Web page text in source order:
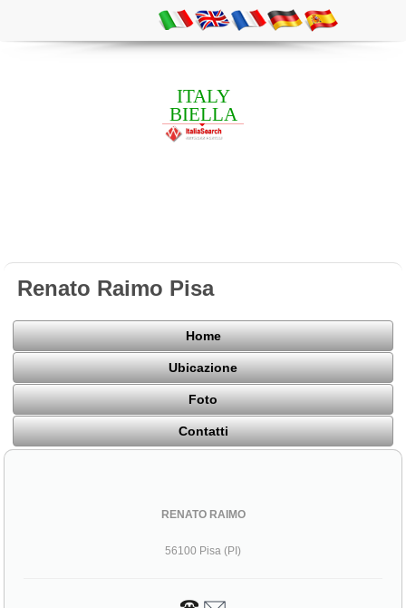
ITALY
BIELLA
Renato Raimo Pisa
Home
Ubicazione
Foto
Contatti
RENATO RAIMO
56100 Pisa (PI)